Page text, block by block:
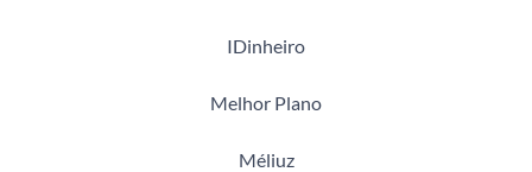
IDinheiro
Melhor Plano
Méliuz